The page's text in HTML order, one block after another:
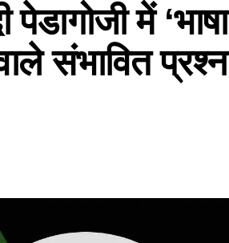
में ‘भाषा
संभावित प्रश्न